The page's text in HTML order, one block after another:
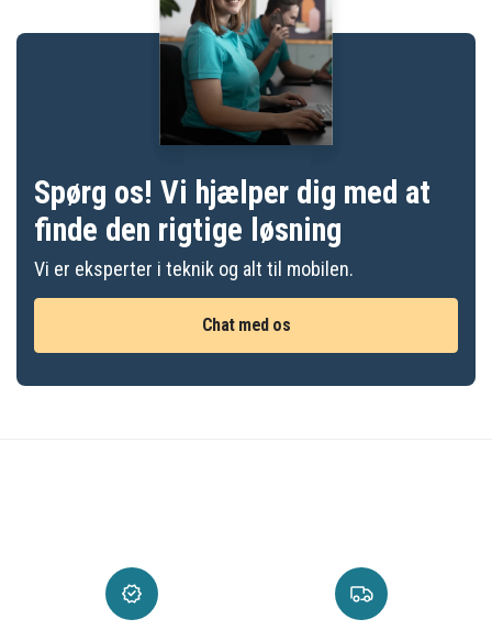
Spørg os! Vi hjælper dig med at
finde den rigtige løsning
Vi er eksperter i teknik og alt til mobilen.
Chat med os